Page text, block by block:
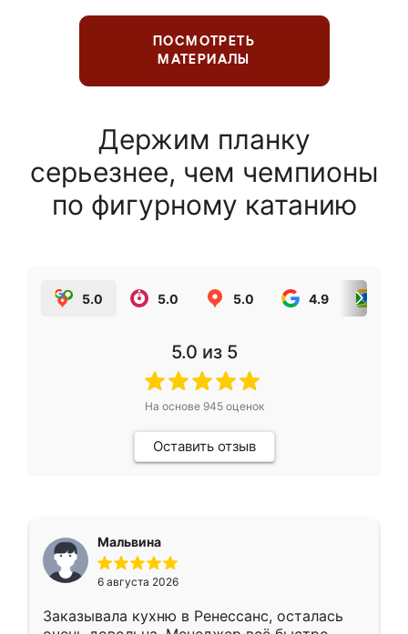
ПОСМОТРЕТЬ
МАТЕРИАЛЫ
Держим планку
серьезнее, чем чемпионы
по фигурному катанию
5.0 5.0 5.0 4.9
5.0 из 5
На основе 945оценок
Оставить отзыв
Мальвина
6 августа 2026
Заказывала кухню в Ренессанс, осталась